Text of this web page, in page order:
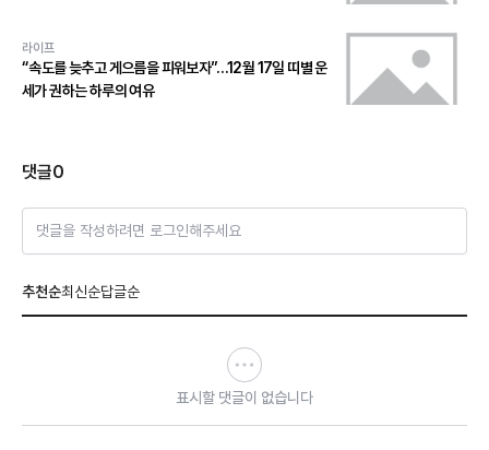
라이프
“속도를 늦추고 게으름을 피워보자”…12월 17일 띠별 운
세가 권하는 하루의 여유
댓글0
댓글을 작성하려면 로그인해주세요
추천순최신순답글순
표시할 댓글이 없습니다